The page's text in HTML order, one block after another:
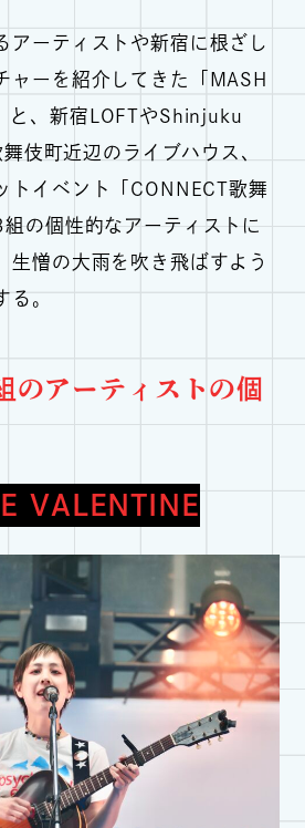
アーティストや新宿に根ざし
ャーを紹介してきた「MASH
と、新宿LOFTやShinjuku
伎町近辺のライブハウス、
トイベント「CONNECT歌舞
の個性的なアーティストに
生憎の大雨を吹き飛ばすよう
る。
のアーティストの個
VALENTINE